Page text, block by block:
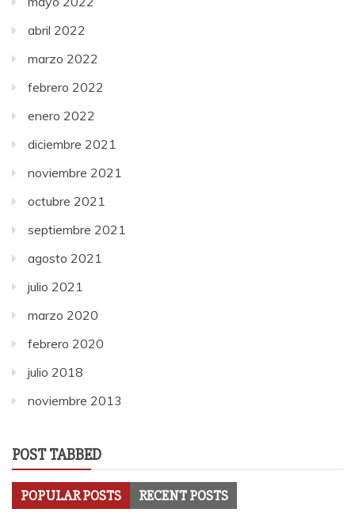
abril 2022
marzo 2022
febrero 2022
enero 2022
diciembre 2021
noviembre 2021
octubre 2021
septiembre 2021
agosto 2021
julio 2021
marzo 2020
febrero 2020
julio 2018
noviembre 2013
POST TABBED
POPULAR POSTS RECENT POSTS